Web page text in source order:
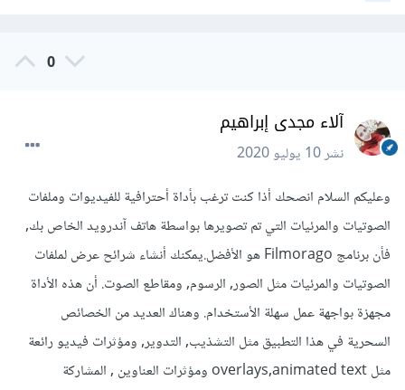
0
آلاء مجدى إبراهيم
نشر10 يوليو 2020
وعليكم السلام انصحك أذا كنت ترغب بأداة أحترافية للفيديوات وملفات
الصوتيات والمرئيات التي تم تصويرها بواسطة هاتف آندرويد الخاص بك,
فأن برنامج Filmorago هو الأفضل.يمكنك أنشاء شرائح عرض لملفات
الصوتيات والمرئيات مثل الصور, الرسوم, ومقاطع الصوت. أن هذه الأداة
مجهزة بواجهة عمل سهلة الأستخدام. وهناك العديد من الخصائص
السحرية في هذا التطبيق مثل التشذيب, التدوير, ومؤثرات فيديو رائعة
مثل overlays,animated text ومؤثرات العناوين , المشاركة